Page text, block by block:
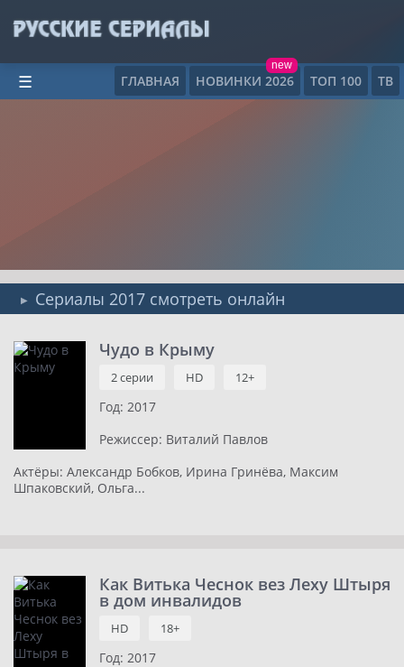
ГЛАВНАЯ НОВИНКИ 2026
new
ТОП 100 ТВ
☰
Сериалы 2017 смотреть онлайн
Чудо в Крыму
2 серии HD 12+
Год: 2017
Режиссер: Виталий Павлов
Актёры: Александр Бобков, Ирина Гринёва, Максим
Шпаковский, Ольга...
Как Витька Чеснок вез Леху Штыря
в дом инвалидов
HD 18+
Год: 2017